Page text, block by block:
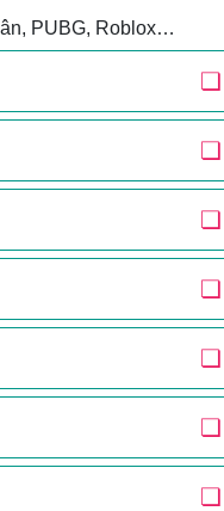
PUBG, Roblox…
❏
❏
❏
❏
❏
❏
❏